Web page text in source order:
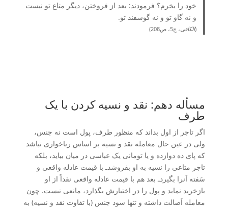
خود را بخرم؟ فرمودند: بعد از فروختن، دیگر متاع تو نیست
و نه گاو تو و نه گوسفند تو.
(الکافی، ج5، ص208)
مسأله دهم: نقد و نسیه کردن با یک
طرف
اگر تاجر از اول بداند که منظور طرف، پول است نه جنس،
ولی در عین حال معامله نقد و نسیه بر اساس رباخواری نباشد
که پای ده دوازده و یا تومانی یک عباسی در میان بیاید، بلکه
تاجر متاعی را نسیه به او بفروشدـ با قیمت عادله واقعی و
سَفته آنرا بگیردـ بعد هم با قیمت عادله واقعی نقداً از او
بازخرید نماید و پول را در اختیارش بگذارد، مانعی نیست. چون
معامله اَصالت داشته و تنها سود جنس (با تفاوت نقد و نسیه) به